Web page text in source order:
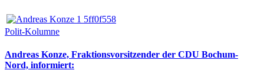
Polit-Kolumne
Andreas Konze, Fraktionsvorsitzender der CDU Bochum-
Nord, informiert: